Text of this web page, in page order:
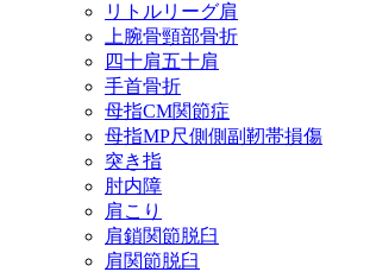
リトルリーグ肩
上腕骨頸部骨折
四十肩五十肩
手首骨折
母指CM関節症
母指MP尺側側副靭帯損傷
突き指
肘内障
肩こり
肩鎖関節脱臼
肩関節脱臼